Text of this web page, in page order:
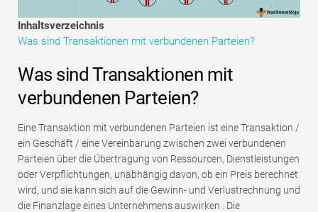
Tutorials zur Finanzmodellierung
Vollständige Form
Risikomanagement-Tutorials
Inhaltsverzeichnis
Was sind Transaktionen mit verbundenen Parteien?
Was sind Transaktionen mit
verbundenen Parteien?
Eine Transaktion mit verbundenen Parteien ist eine Transaktion /
ein Geschäft / eine Vereinbarung zwischen zwei verbundenen
Parteien über die Übertragung von Ressourcen, Dienstleistungen
oder Verpflichtungen, unabhängig davon, ob ein Preis berechnet
wird, und sie kann sich auf die Gewinn- und Verlustrechnung und
die Finanzlage eines Unternehmens auswirken . Die